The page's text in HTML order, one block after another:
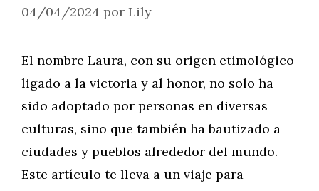
04/04/2024 por Lily
El nombre Laura, con su origen etimológico
ligado a la victoria y al honor, no solo ha
sido adoptado por personas en diversas
culturas, sino que también ha bautizado a
ciudades y pueblos alrededor del mundo.
Este artículo te lleva a un viaje para